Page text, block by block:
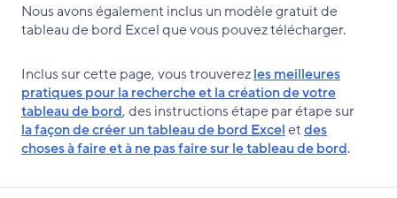
Nous avons également inclus un modèle gratuit de
tableau de bord Excel que vous pouvez télécharger.
Inclus sur cette page, vous trouverezles meilleures
pratiques pour la recherche et la création de votre
tableau de bord, des instructions étape par étape sur
la façon de créer un tableau de bord Exceletdes
choses à faire et à ne pas faire sur le tableau de bord.